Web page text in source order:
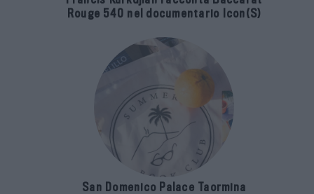
Rouge 540 nel documentario Icon(S)
San Domenico Palace Taormina